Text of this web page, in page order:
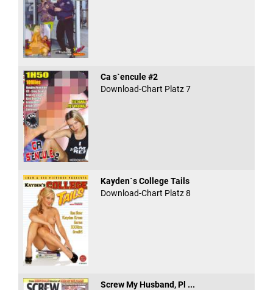
Ca s`encule #2
Download-Chart Platz 7
Kayden`s College Tails
Download-Chart Platz 8
Screw My Husband, Pl ...